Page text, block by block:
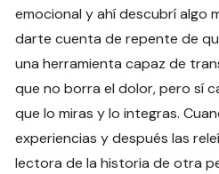
emocional y ahí descubrí algo
darte cuenta de repente de
una herramienta capaz de
que no borra el dolor, pero sí
que lo miras y lo integras.
experiencias y después las
lectora de la historia de otra